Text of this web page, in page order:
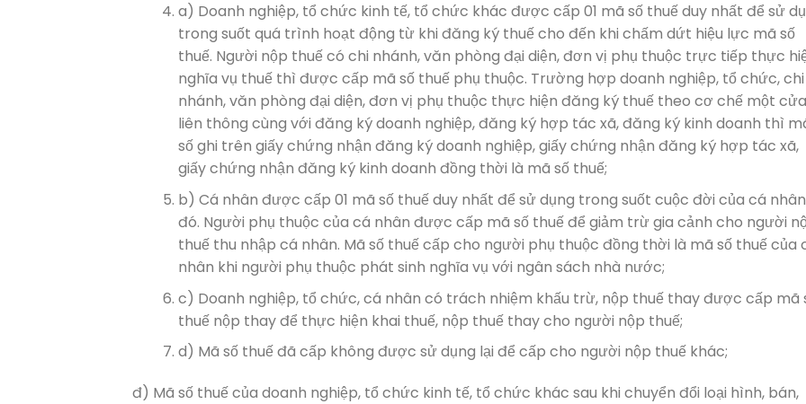
a) Doanh nghiệp, tổ chức kinh tế, tổ chức khác được cấp 01 mã số thuế duy nhất để sử
trong suốt quá trình hoạt động từ khi đăng ký thuế cho đến khi chấm dứt hiệu lực mã số
thuế. Người nộp thuế có chi nhánh, văn phòng đại diện, đơn vị phụ thuộc trực tiếp thực
nghĩa vụ thuế thì được cấp mã số thuế phụ thuộc. Trường hợp doanh nghiệp, tổ chức, chi
nhánh, văn phòng đại diện, đơn vị phụ thuộc thực hiện đăng ký thuế theo cơ chế một cửa
liên thông cùng với đăng ký doanh nghiệp, đăng ký hợp tác xã, đăng ký kinh doanh thì
số ghi trên giấy chứng nhận đăng ký doanh nghiệp, giấy chứng nhận đăng ký hợp tác xã,
giấy chứng nhận đăng ký kinh doanh đồng thời là mã số thuế;
b) Cá nhân được cấp 01 mã số thuế duy nhất để sử dụng trong suốt cuộc đời của cá nhân
đó. Người phụ thuộc của cá nhân được cấp mã số thuế để giảm trừ gia cảnh cho người
thuế thu nhập cá nhân. Mã số thuế cấp cho người phụ thuộc đồng thời là mã số thuế của
nhân khi người phụ thuộc phát sinh nghĩa vụ với ngân sách nhà nước;
c) Doanh nghiệp, tổ chức, cá nhân có trách nhiệm khấu trừ, nộp thuế thay được cấp mã
thuế nộp thay để thực hiện khai thuế, nộp thuế thay cho người nộp thuế;
d) Mã số thuế đã cấp không được sử dụng lại để cấp cho người nộp thuế khác;
đ) Mã số thuế của doanh nghiệp, tổ chức kinh tế, tổ chức khác sau khi chuyển đổi loại hình, bán,